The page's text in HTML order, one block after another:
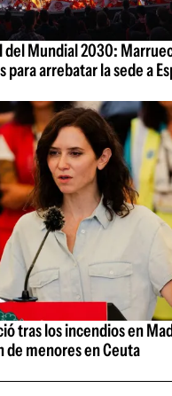
del Mundial 2030:
arrebatar la sede a
tras los incendios en
menores en Ceuta